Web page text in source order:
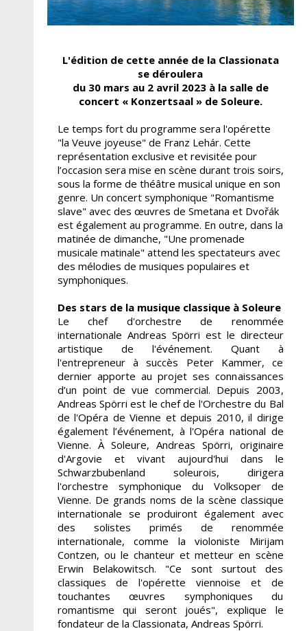
L'édition de cette année de la Classionata
se déroulera
du 30 mars au 2 avril 2023 à la salle de
concert « Konzertsaal » de Soleure.
Le temps fort du programme sera l'opérette
"la Veuve joyeuse" de Franz Lehár. Cette
représentation exclusive et revisitée pour
l’occasion sera mise en scène durant trois soirs,
sous la forme de théâtre musical unique en son
genre. Un concert symphonique "Romantisme
slave" avec des œuvres de Smetana et Dvořák
est également au programme. En outre, dans la
matinée de dimanche, "Une promenade
musicale matinale" attend les spectateurs avec
des mélodies de musiques populaires et
symphoniques.
Des stars de la musique classique à Soleure
Le chef d'orchestre de renommée
internationale Andreas Spörri est le directeur
artistique de l'événement. Quant à
l'entrepreneur à succès Peter Kammer, ce
dernier apporte au projet ses connaissances
d’un point de vue commercial. Depuis 2003,
Andreas Spörri est le chef de l'Orchestre du Bal
de l'Opéra de Vienne et depuis 2010, il dirige
également l’événement, à l'Opéra national de
Vienne. À Soleure, Andreas Spörri, originaire
d'Argovie et vivant aujourd'hui dans le
Schwarzbubenland soleurois, dirigera
l'orchestre symphonique du Volksoper de
Vienne. De grands noms de la scène classique
internationale se produiront également avec
des solistes primés de renommée
internationale, comme la violoniste Mirijam
Contzen, ou le chanteur et metteur en scène
Erwin Belakowitsch. "Ce sont surtout des
classiques de l'opérette viennoise et de
touchantes œuvres symphoniques du
romantisme qui seront joués", explique le
fondateur de la Classionata, Andreas Spörri.